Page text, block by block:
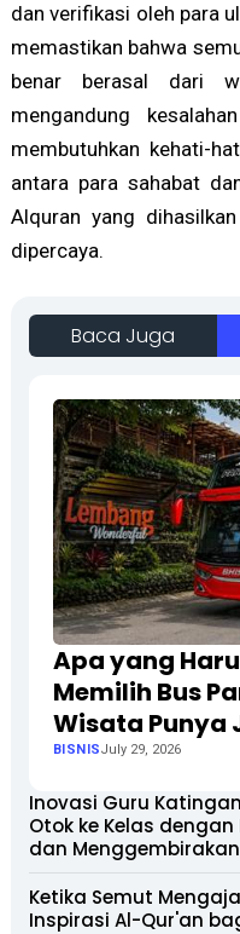
dan verifikasi oleh para
memastikan bahwa
benar berasal dari
mengandung
membutuhkan kehati-
antara para sahabat
Alquran yang
dipercaya.
Baca Juga
Apa yang
Memilih Bus
Wisata Punya
BISNISJuly 29, 2026
Inovasi Guru
Otok ke Kelas
dan Menggembirakan
Ketika Semut
Inspirasi Al-Qur'an